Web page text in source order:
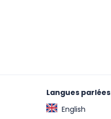
Langues parlées
English